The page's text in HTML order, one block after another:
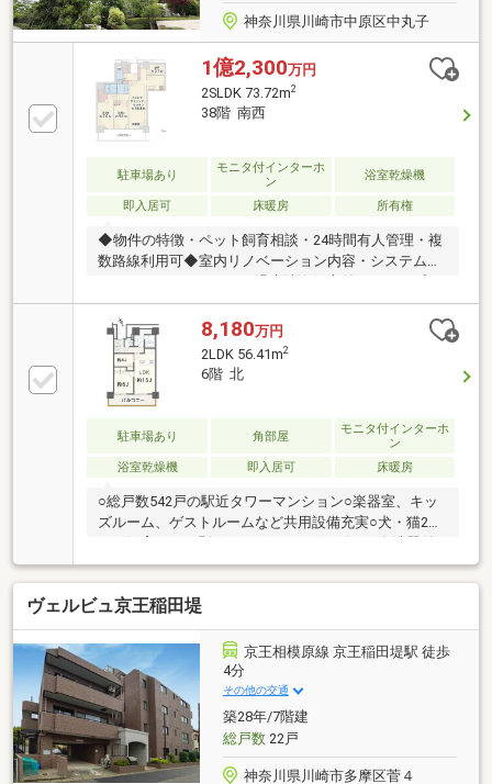
神奈川県川崎市中原区中丸子
1億2,300万円
2SLDK 73.72m2
38階 南西
駐車場あり
モニタ付インターホ
ン
浴室乾燥機
即入居可 床暖房 所有権
◆物件の特徴・ペット飼育相談・24時間有人管理・複
数路線利用可◆室内リノベーション内容・システムキ
ンテリックスの販売実績 ・R1(適合リノベーション)
住宅発行ランキング3年連続NO.1！ ・年間1000戸以
上のリノベーション実績 ・累計販売戸数2万8000戸
突破!◆都市銀行、ネット銀行等住宅ローン一括事前審
査可能！ネット銀行はじめ大手金融機関の都市銀行や
地方銀行と幅広く提携をしています!物件によって使用
できる銀行も変わりますので、是非一度ご相談くださ
8,180万円
2LDK 56.41m2
6階 北
駐車場あり 角部屋
モニタ付インターホ
ン
浴室乾燥機
即入居可 床暖房
○総戸数542戸の駅近タワーマンション○楽器室、キッ
ズルーム、ゲストルームなど共用設備充実○犬・猫2匹
きキッチン○徒歩圏内にスーパー、幼稚園、保育園、
図書館、コンビニ等なんでも揃ってる暮らしやすい立
地○リビングの家具は撤去可能です○施工会社 鹿島建
設株式会社〇管理会社 住友不動産建物サービス株式
会社
ヴェルビュ京王稲田堤
京王相模原線 京王稲田堤駅 徒歩
4分
その他の交通
築28年/7階建
総戸数22戸
神奈川県川崎市多摩区菅４